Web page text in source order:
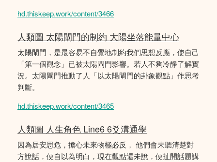
hd.thiskeep.work/content/3466
人類圖 太陽閘門的制約 大陽坐落能量中心
太陽閘門，是最容易不自覺地制約我們思想反應，使自己
「第一個觀念」已被太陽閘門影響。若人不夠冷靜了解實
況。太陽閘門推動了人「以太陽閘門的卦象觀點」作思考
判斷。
hd.thiskeep.work/content/3465
人類圖 人生角色 Line6 6爻溝通學
因為居安思危，擔心未來物極必反， 他們會未聽清楚對
方說話，便自以為明白，現在觀點還未說，便扯開話題講